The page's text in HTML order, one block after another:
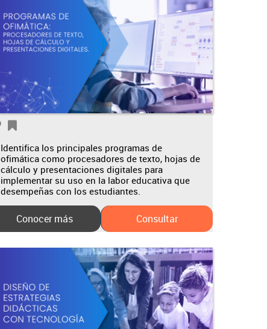
Identifica los principales programas de
ofimática como procesadores de texto, hojas de
cálculo y presentaciones digitales para
implementar su uso en la labor educativa que
desempeñas con los estudiantes.
Conocer más Consultar